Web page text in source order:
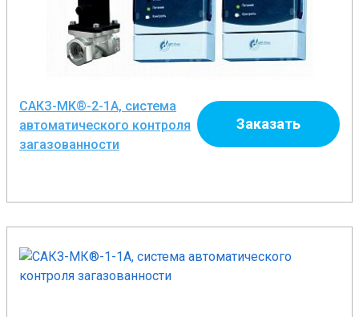
САКЗ-МК®-2-1А, система
автоматического контроля
загазованности
Заказать